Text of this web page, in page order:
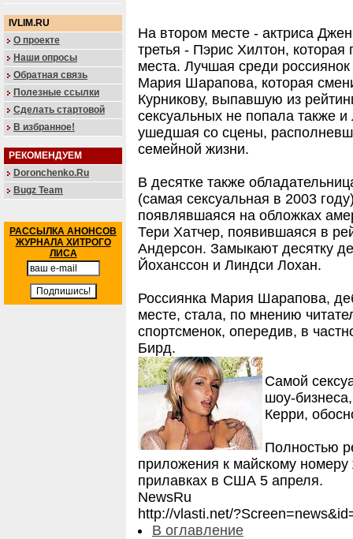
IVLIM.RU
О проекте
Наши опросы
Обратная связь
Полезные ссылки
Сделать стартовой
В избранное!
РЕКОМЕНДУЕМ
Doronchenko.Ru
Bugz Team
РАССЫЛКА АНОНСОВ
ЖУРНАЛА ХИТРОГО
ЛИСА
На втором месте - актриса
третья - Пэрис Хилтон, которая
места. Лучшая среди россиянок
Мария Шарапова, которая
Курникову, выпавшую из
сексуальных не попала также
ушедшая со сцены,
семейной жизни.
В десятке также
(самая сексуальная в 2003
появлявшаяся на обложках
Тери Хатчер, появившаяся в
Андерсон. Замыкают десятку
Йоханссон и Линдси Лохан.
Россиянка Мария Шарапова,
месте, стала, по мнению
спортсменок, опередив, в
Бирд.
Самой
шоу-
Керри,
Полностью
приложения к майскому
прилавках в США 5 апреля.
NewsRu
http://vlasti.net/
В оглавление